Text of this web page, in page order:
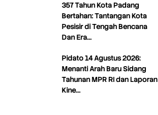
357 Tahun Kota Padang
Bertahan: Tantangan Kota
Pesisir di Tengah Bencana
Dan Era…
Pidato 14 Agustus 2026:
Menanti Arah Baru Sidang
Tahunan MPR RI dan Laporan
Kine…